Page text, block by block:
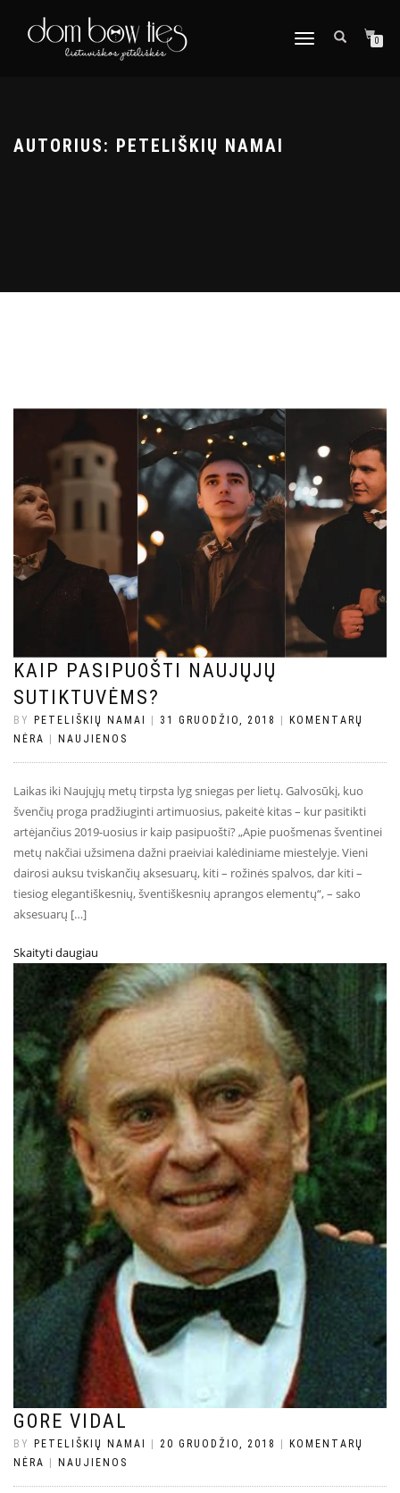
TOGGLE
0
AUTORIUS: PETELIŠKIŲ NAMAI
KAIP PASIPUOŠTI NAUJŲJŲ
SUTIKTUVĖMS?
BY PETELIŠKIŲ NAMAI 31 GRUODŽIO, 2018
KOMENTARŲ
NĖRA
NAUJIENOS
Laikas iki Naujųjų metų tirpsta lyg sniegas per lietų. Galvosūkį, kuo
švenčių proga pradžiuginti artimuosius, pakeitė kitas – kur pasitikti
artėjančius 2019-uosius ir kaip pasipuošti? „Apie puošmenas šventinei
metų nakčiai užsimena dažni praeiviai kalėdiniame miestelyje. Vieni
dairosi auksu tviskančių aksesuarų, kiti – rožinės spalvos, dar kiti –
tiesiog elegantiškesnių, šventiškesnių aprangos elementų“, – sako
aksesuarų […]
Skaityti daugiau
GORE VIDAL
BY PETELIŠKIŲ NAMAI | 20 GRUODŽIO, 2018 | KOMENTARŲ
NĖRA | NAUJIENOS